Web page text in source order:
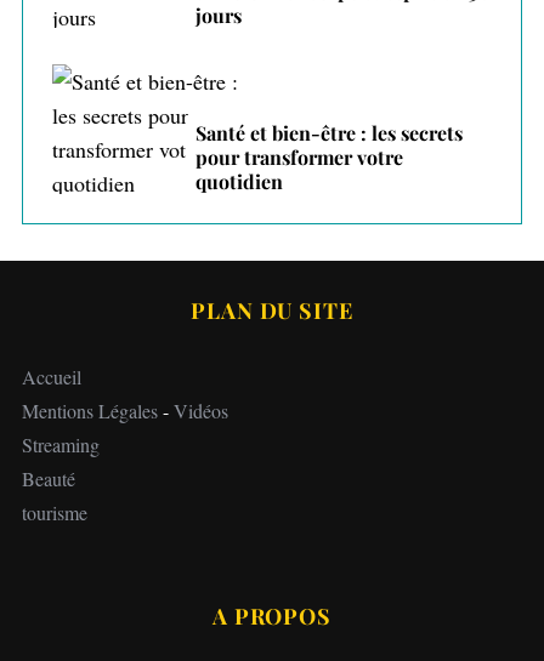
jours
Santé et bien-être : les secrets
pour transformer votre
quotidien
PLAN DU SITE
Accueil
Mentions Légales-Vidéos
Streaming
Beauté
tourisme
A PROPOS